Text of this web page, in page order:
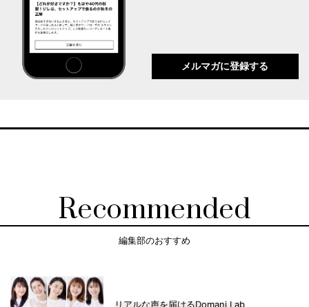
メルマガに登録する
Recommended
編集部のおすすめ
リアルな声を届けるDomani Lab